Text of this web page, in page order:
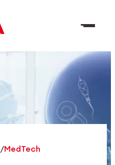
DE
/MedTech